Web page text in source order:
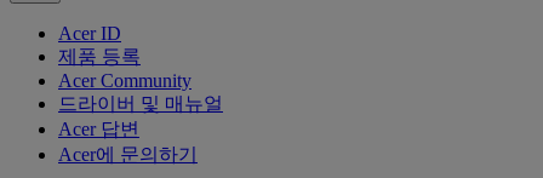
Acer ID
제품 등록
Acer Community
드라이버 및 매뉴얼
Acer 답변
Acer에 문의하기